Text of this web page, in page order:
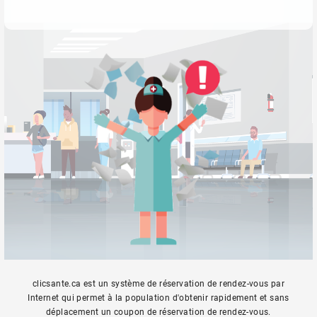
clicsante.ca est un système de réservation de rendez-vous par
Internet qui permet à la population d'obtenir rapidement et sans
déplacement un coupon de réservation de rendez-vous.